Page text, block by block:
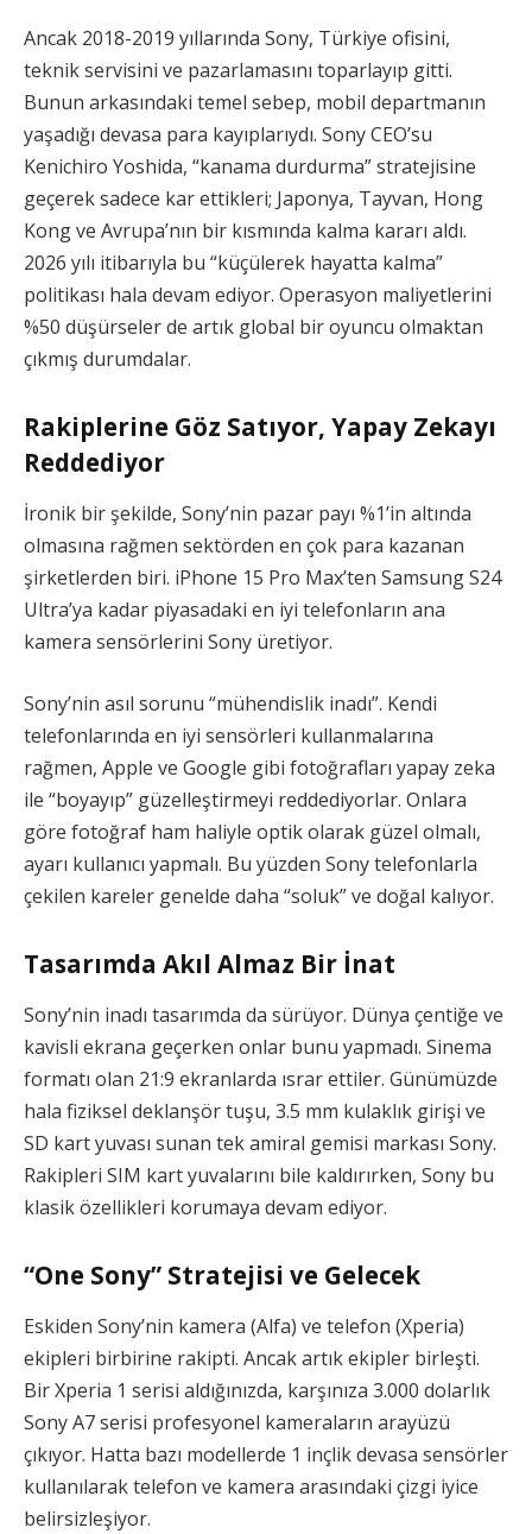
Ancak 2018-2019 yıllarında Sony, Türkiye ofisini,
teknik servisini ve pazarlamasını toparlayıp gitti.
Bunun arkasındaki temel sebep, mobil departmanın
yaşadığı devasa para kayıplarıydı. Sony CEO’su
Kenichiro Yoshida, “kanama durdurma” stratejisine
geçerek sadece kar ettikleri; Japonya, Tayvan, Hong
Kong ve Avrupa’nın bir kısmında kalma kararı aldı.
2026 yılı itibarıyla bu “küçülerek hayatta kalma”
politikası hala devam ediyor. Operasyon maliyetlerini
%50 düşürseler de artık global bir oyuncu olmaktan
çıkmış durumdalar.
Rakiplerine Göz Satıyor, Yapay Zekayı
Reddediyor
İronik bir şekilde, Sony’nin pazar payı %1’in altında
olmasına rağmen sektörden en çok para kazanan
şirketlerden biri. iPhone 15 Pro Max’ten Samsung S24
Ultra’ya kadar piyasadaki en iyi telefonların ana
kamera sensörlerini Sony üretiyor.
Sony’nin asıl sorunu “mühendislik inadı”. Kendi
telefonlarında en iyi sensörleri kullanmalarına
rağmen, Apple ve Google gibi fotoğrafları yapay zeka
ile “boyayıp” güzelleştirmeyi reddediyorlar. Onlara
göre fotoğraf ham haliyle optik olarak güzel olmalı,
ayarı kullanıcı yapmalı. Bu yüzden Sony telefonlarla
çekilen kareler genelde daha “soluk” ve doğal kalıyor.
Tasarımda Akıl Almaz Bir İnat
Sony’nin inadı tasarımda da sürüyor. Dünya çentiğe ve
kavisli ekrana geçerken onlar bunu yapmadı. Sinema
formatı olan 21:9 ekranlarda ısrar ettiler. Günümüzde
hala fiziksel deklanşör tuşu, 3.5 mm kulaklık girişi ve
SD kart yuvası sunan tek amiral gemisi markası Sony.
Rakipleri SIM kart yuvalarını bile kaldırırken, Sony bu
klasik özellikleri korumaya devam ediyor.
“One Sony” Stratejisi ve Gelecek
Eskiden Sony’nin kamera (Alfa) ve telefon (Xperia)
ekipleri birbirine rakipti. Ancak artık ekipler birleşti.
Bir Xperia 1 serisi aldığınızda, karşınıza 3.000 dolarlık
Sony A7 serisi profesyonel kameraların arayüzü
çıkıyor. Hatta bazı modellerde 1 inçlik devasa sensörler
kullanılarak telefon ve kamera arasındaki çizgi iyice
belirsizleşiyor.